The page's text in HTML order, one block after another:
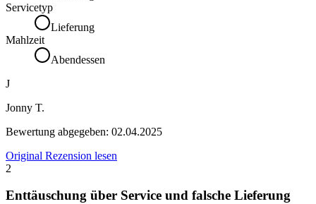
Servicetyp
Lieferung
Mahlzeit
Abendessen
J
Jonny T.
Bewertung abgegeben: 02.04.2025
Original Rezension lesen
2
Enttäuschung über Service und falsche Lieferung